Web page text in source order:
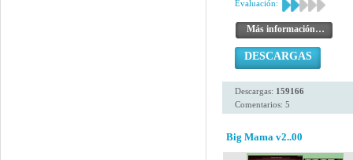
Evaluación:
Más información…
DESCARGAS
Descargas: 159166
Comentarios: 5
Big Mama v2..00